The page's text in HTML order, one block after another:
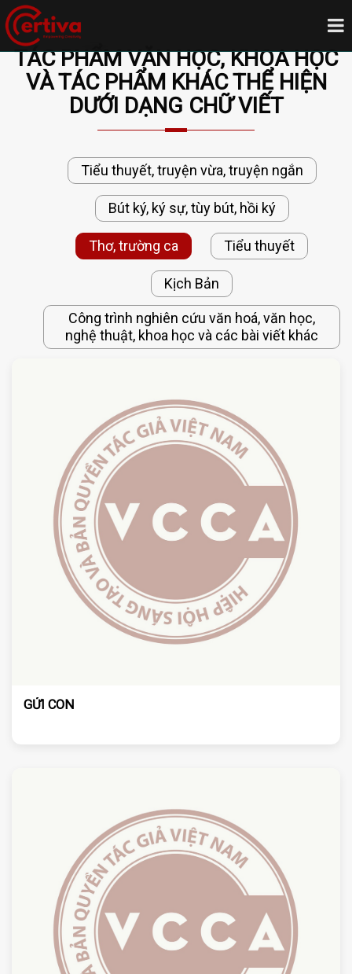
TÁC PHẨM VĂN HỌC, KHOA HỌC
VÀ TÁC PHẨM KHÁC THỂ HIỆN
DƯỚI DẠNG CHỮ VIẾT
Tiểu thuyết, truyện vừa, truyện ngắn
Bút ký, ký sự, tùy bút, hồi ký
Thơ, trường ca Tiểu thuyết
Kịch Bản
Công trình nghiên cứu văn hoá, văn học,
nghệ thuật, khoa học và các bài viết khác
GỬI CON